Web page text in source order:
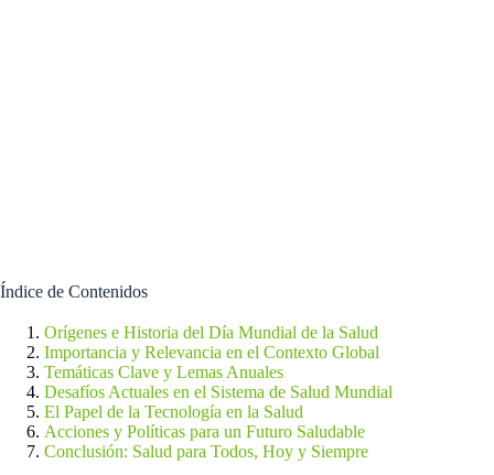
Índice de Contenidos
Orígenes e Historia del Día Mundial de la Salud
Importancia y Relevancia en el Contexto Global
Temáticas Clave y Lemas Anuales
Desafíos Actuales en el Sistema de Salud Mundial
El Papel de la Tecnología en la Salud
Acciones y Políticas para un Futuro Saludable
Conclusión: Salud para Todos, Hoy y Siempre